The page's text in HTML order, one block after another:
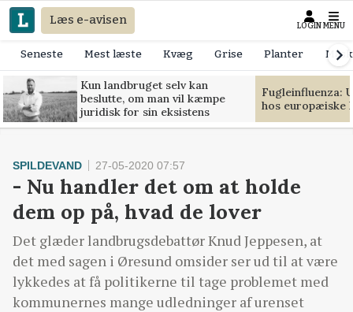
Læs e-avisen LOGIN MENU
Seneste Mest læste Kvæg Grise Planter
Kun landbruget selv kan
beslutte, om man vil kæmpe
juridisk for sin eksistens
Fugleinfluenza:
hos europæiske
SPILDEVAND 27-05-2020 07:57
- Nu handler det om at holde
dem op på, hvad de lover
Det glæder landbrugsdebattør Knud Jeppesen, at
det med sagen i Øresund omsider ser ud til at være
lykkedes at få politikerne til tage problemet med
kommunernes mange udledninger af urenset